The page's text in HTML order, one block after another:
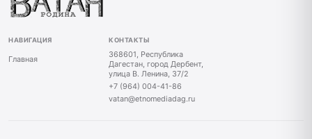
НАВИГАЦИЯ
Главная
КОНТАКТЫ
368601, Республика
Дагестан, город Дербент,
улица В. Ленина, 37/2
+7 (964) 004-41-86
vatan@etnomediadag.ru